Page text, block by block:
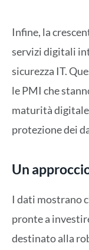
Infine, la
servizi digitali
sicurezza IT.
le PMI che
maturità digitale
protezione dei
Un
I dati mostrano
pronte a
destinato alla